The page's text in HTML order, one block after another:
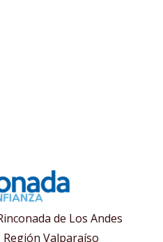
de Los Andes
Región Valparaíso